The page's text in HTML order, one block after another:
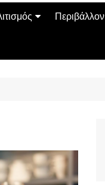
στην Ελλάδα
Περιβάλλον
Οικολογία